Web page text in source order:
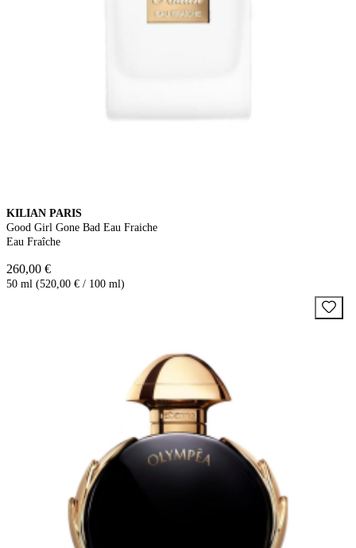
KILIAN PARIS
Good Girl Gone Bad Eau Fraiche
Eau Fraîche
260,00 €
50 ml (520,00 € / 100 ml)